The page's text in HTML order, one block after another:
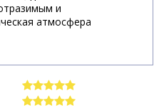
и
атмосфера